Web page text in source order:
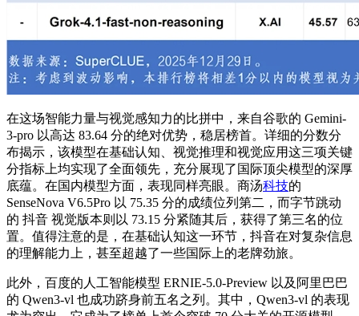
在这场智能力量与视觉感知力的比拼中，来自谷歌的 Gemini-
3-pro 以高达 83.64 分的绝对优势，稳居榜首。详细的分数分
布揭示，该模型在基础认知、视觉推理和视觉应用这三项关键
分指标上均实现了全面领先，充分展现了国际顶尖模型的深厚
底蕴。在国内模型方面，表现同样亮眼。商汤科技的
SenseNova V6.5Pro 以 75.35 分的成绩位列第二，而字节跳动
的 抖音 视觉版本则以 73.15 分紧随其后，获得了第三名的位
置。值得注意的是，在基础认知这一环节，抖音在对复杂信息
的理解能力上，甚至超越了一些国际上的老牌劲旅。
此外，百度的人工智能模型 ERNIE-5.0-Preview 以及阿里巴巴
的 Qwen3-vl 也成功跻身前五名之列。其中，Qwen3-vl 的表现